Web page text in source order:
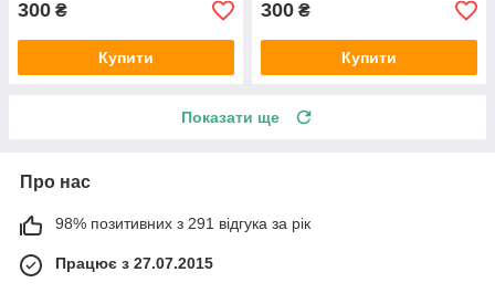
300 ₴
Купити
300 ₴
Купити
Показати ще
Про нас
98% позитивних з 291 відгука за рік
Працює з 27.07.2015